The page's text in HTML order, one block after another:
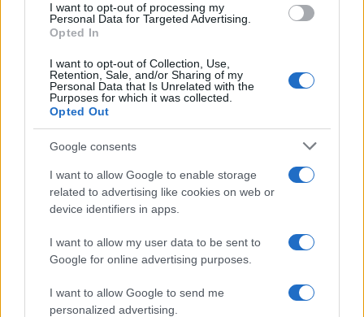
consent section.
I want to opt-out of processing my
Personal Data for Targeted Advertising.
Opted In
I want to opt-out of Collection, Use,
Retention, Sale, and/or Sharing of my
Personal Data that Is Unrelated with the
Purposes for which it was collected.
Opted Out
Google consents
I want to allow Google to enable storage
related to advertising like cookies on web or
device identifiers in apps.
I want to allow my user data to be sent to
Google for online advertising purposes.
I want to allow Google to send me
personalized advertising.
FRASI
Frasi celebri
Frasi da condividere
Poesie
Frasi dei film
Frasi film più lette
Incipit dei film
Film più cercati